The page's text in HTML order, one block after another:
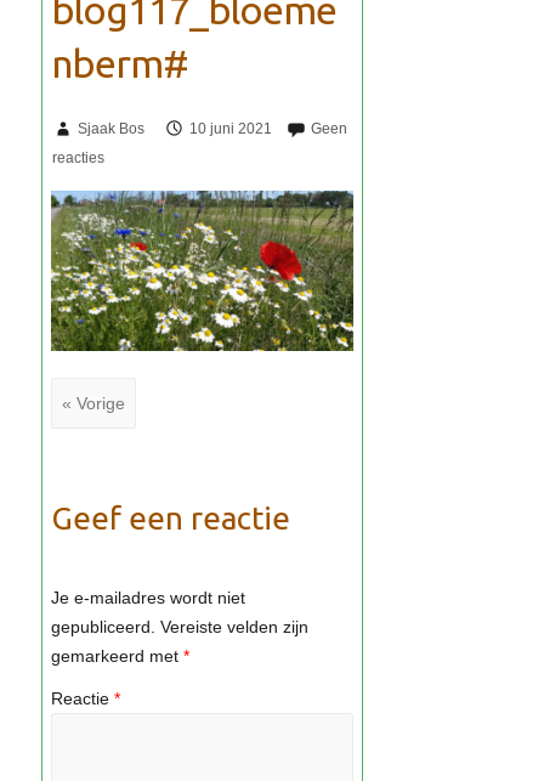
Sjaak Bos 10 juni 2021
« Vorige
Geef een reactie
Je e-mailadres wordt niet
gepubliceerd. Vereiste velden zijn
gemarkeerd met *
Reactie *